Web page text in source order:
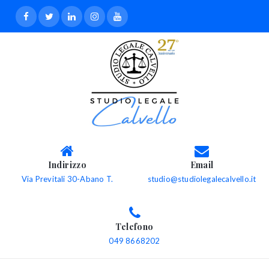
Indirizzo
Via Previtali 30-Abano T.
Email
studio@studiolegalecalvello.it
Telefono
049 8668202